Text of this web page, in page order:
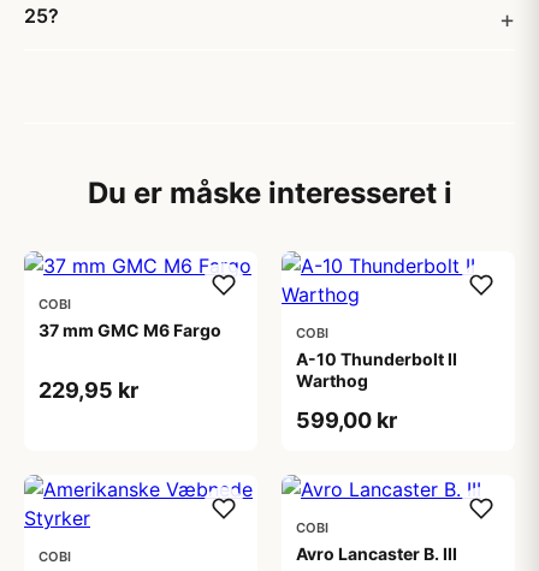
25?
Du er måske interesseret i
COBI
37 mm GMC M6 Fargo
229,95 kr
COBI
A-10 Thunderbolt II
Warthog
599,00 kr
COBI
COBI
Avro Lancaster B. III